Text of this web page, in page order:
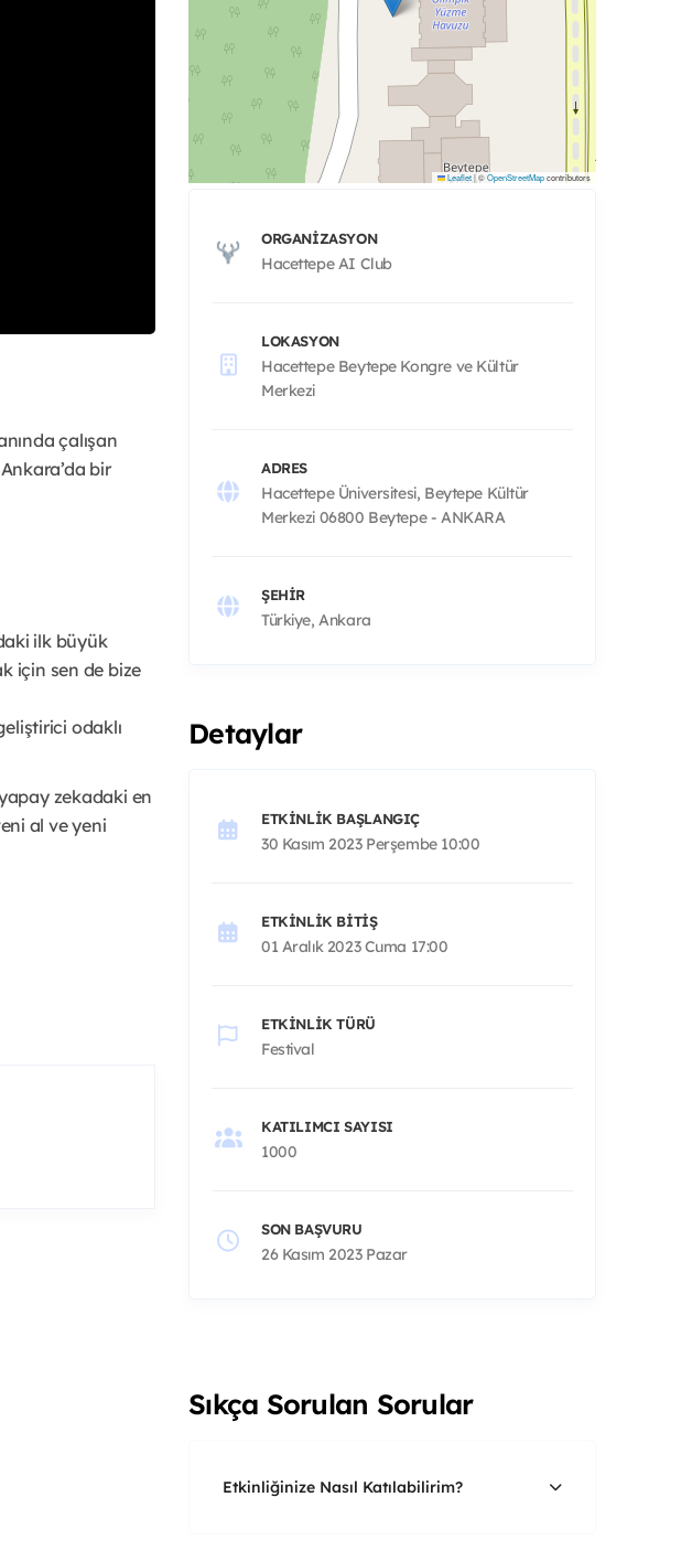
çalışan
bir
ilk büyük
için sen de bize
odaklı
zekadaki en
al ve yeni
Leaflet|©OpenStreetMapcontributors
ORGANIZASYON
Hacettepe AI Club
LOKASYON
Hacettepe Beytepe Kongre ve Kültür
Merkezi
ADRES
Hacettepe Üniversitesi, Beytepe Kültür
Merkezi 06800 Beytepe - ANKARA
ŞEHIR
Türkiye, Ankara
Detaylar
ETKINLIK BAŞLANGIÇ
30 Kasım 2023 Perşembe 10:00
ETKINLIK BITIŞ
01 Aralık 2023 Cuma 17:00
ETKINLIK TÜRÜ
Festival
KATILIMCI SAYISI
1000
SON BAŞVURU
26 Kasım 2023 Pazar
Sıkça Sorulan Sorular
Etkinliğinize Nasıl Katılabilirim?